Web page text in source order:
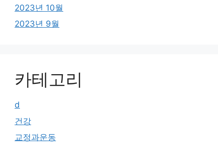
2023년 10월
2023년 9월
카테고리
d
건강
교정과운동